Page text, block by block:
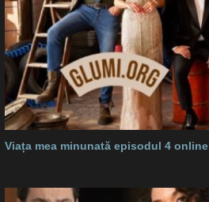
Viața mea minunată episodul 4 online